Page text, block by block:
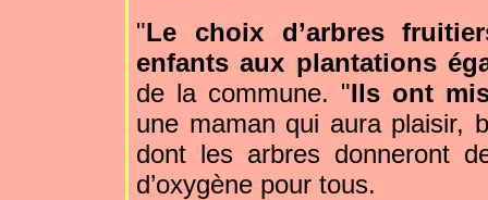
"Le choix d’arbres
enfants aux plantations
de la commune. "Ils ont
une maman qui aura plaisir,
dont les arbres donneront
d’oxygène pour tous.